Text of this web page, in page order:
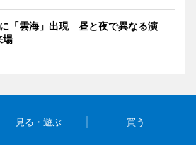
「雲海」出現 昼と夜で異なる演
場
見る・遊ぶ 買う